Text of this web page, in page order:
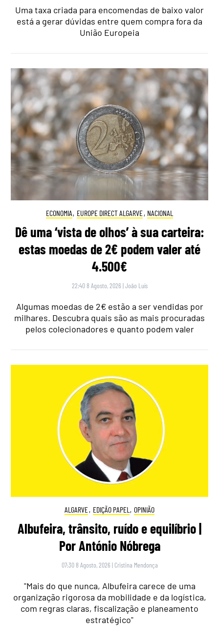
Uma taxa criada para encomendas de baixo valor
está a gerar dúvidas entre quem compra fora da
União Europeia
ECONOMIA, EUROPE DIRECT ALGARVE, NACIONAL
Dê uma ‘vista de olhos’ à sua carteira:
estas moedas de 2€ podem valer até
4.500€
22:40 8 Agosto, 2026 |João Luís
Algumas moedas de 2€ estão a ser vendidas por
milhares. Descubra quais são as mais procuradas
pelos colecionadores e quanto podem valer
ALGARVE, EDIÇÃO PAPEL , OPINIÃO
Albufeira, trânsito, ruído e equilíbrio |
Por António Nóbrega
07:30 8 Agosto, 2026 | Cristina Mendonça
"Mais do que nunca, Albufeira carece de uma
organização rigorosa da mobilidade e da logística,
com regras claras, fiscalização e planeamento
estratégico"